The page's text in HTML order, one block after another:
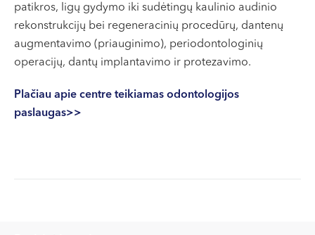
patikros, ligų gydymo iki sudėtingų kaulinio audinio
rekonstrukcijų bei regeneracinių procedūrų, dantenų
augmentavimo (priauginimo), periodontologinių
operacijų, dantų implantavimo ir protezavimo.
Plačiau apie centre teikiamas odontologijos
paslaugas>>